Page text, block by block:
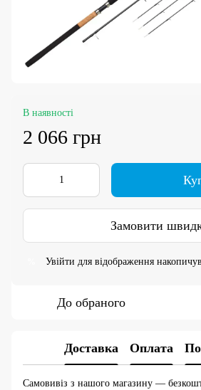
В наявності
2 066 грн
Замовити
Увійти для відображення
До обраного
Доставка Оплата
Самовивіз з нашого магазину —